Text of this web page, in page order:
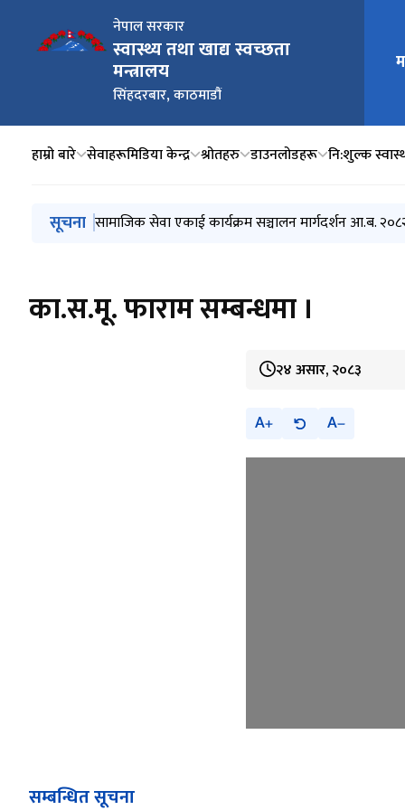
नेपाल सरकार
स्वास्थ्य तथा खाद्य स्वच्छता
मन्त्रालय
सिंहदरबार, काठमाडौं
मुख्य
हाम्रो बारे सेवाहरूमिडिया केन्द्र श्रोतहरु डाउनलोडहरू नि:शुल्क
मुख्य नेभिगेसनमा जानुहोस्
सूचना एकद्वार संकट व्यवस्थापन केन्द्र कार्यक्रम सञ्चालन मार्गदर्शन
जेरियाट्रिक (ज्येष्ठ नागरिक) स्वास्थ्य सेवा सञ्चालन मार्गदर्शन
स्थानीय तहमा आधारभूत स्वास्थ्य सेवा केन्द्र निर्माण तथा सेवा
स्वतः प्रकाशन चौथौं त्रैमासिक (२०८१ बैशाख, जेष्ठ, अषाढ)
सामाजिक सेवा एकाई कार्यक्रम सञ्चालन मार्गदर्शन आ.ब.
का.स.मू. फाराम सम्बन्धमा ।
२४ असार, २०८३
A A
सम्बन्धित सूचना